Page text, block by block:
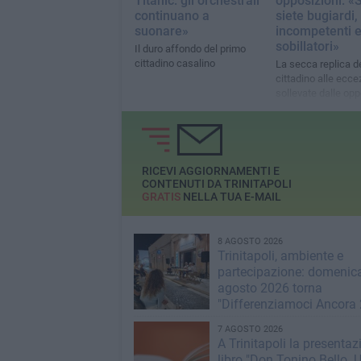
continuano a
suonare»
Il duro affondo del primo
cittadino casalino
siete bugiardi,
incompetenti e
sobillatori»
La secca replica
cittadino alle
RICEVI AGGIORNAMENTI E
CONTENUTI DA TRINITAPOLI
GRATISNELLA TUA E-MAIL
8 AGOSTO 2026
Trinitapoli, ambiente e
partecipazione:
agosto 2026 torna
"Differenziamoci Ancora
7 AGOSTO 2026
A Trinitapoli la